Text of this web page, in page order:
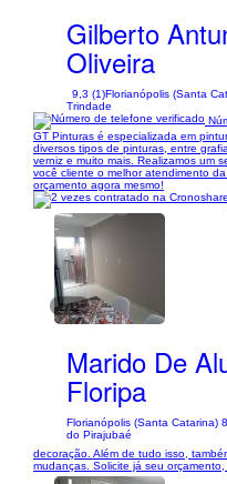
Gilberto
Oliveira
9,3 (1)Florianópolis (Santa
Trindade
GT Pinturas é especializada em
diversos tipos de pinturas, entre
verniz e muito mais. Realizamos um
você cliente o melhor atendimento
orçamento agora mesmo!
1/11
Marido De
Floripa
Florianópolis (Santa Catarina)
do Pirajubaé
decoração. Além de tudo isso,
mudanças. Solicite já seu orçamento,